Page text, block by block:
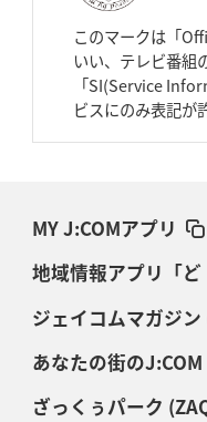
このマークは「
いい、テレビ番組
「SI(Service
ビスにのみ表記が
MY J:COMアプリ
地域情報アプリ「ど
ジェイコムマガジ
あなたの街の
ざっくぅパーク